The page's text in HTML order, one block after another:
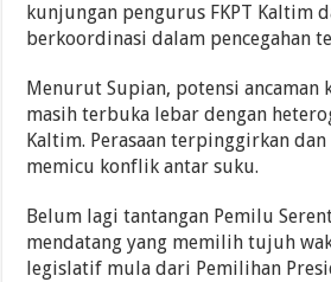
kunjungan pengurus FKPT Kaltim
berkoordinasi dalam pencegahan
Menurut Supian, potensi
masih terbuka lebar dengan
Kaltim. Perasaan terpinggirkan
memicu konflik antar suku.
Belum lagi tantangan Pemilu
mendatang yang memilih tujuh
legislatif mula dari Pemilihan